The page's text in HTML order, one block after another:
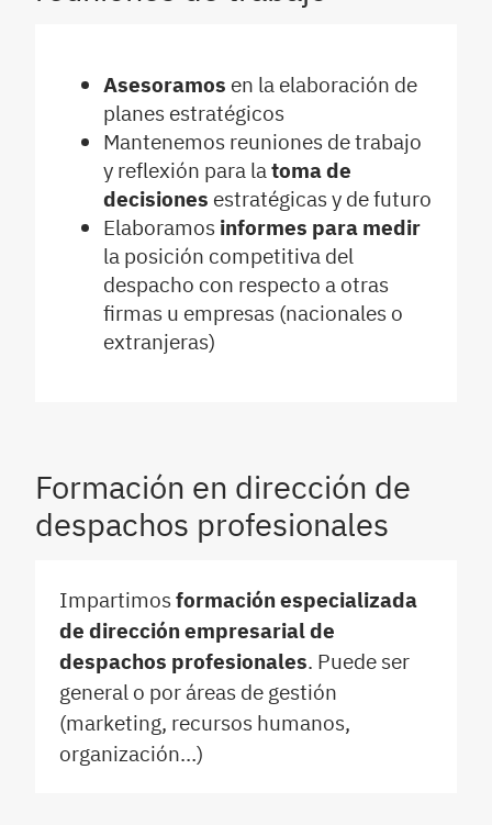
Asesoramos en la elaboración de
planes estratégicos
Mantenemos reuniones de trabajo
y reflexión para latoma de
decisiones estratégicas y de futuro
Elaboramos informes para medir
la posición competitiva del
despacho con respecto a otras
firmas u empresas (nacionales o
extranjeras)
Formación en dirección de
despachos profesionales
Impartimosformación especializada
de dirección empresarial de
despachos profesionales. Puede ser
general o por áreas de gestión
(marketing, recursos humanos,
organización…)